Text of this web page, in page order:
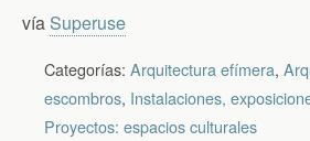
vía Superuse
Categorías: Arquitectura efímera,
escombros, Instalaciones,
Proyectos: espacios culturales